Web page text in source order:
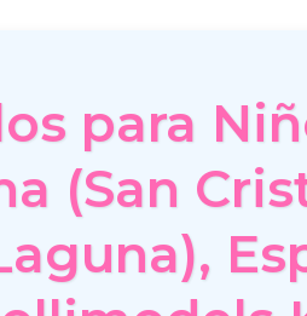
para
(San